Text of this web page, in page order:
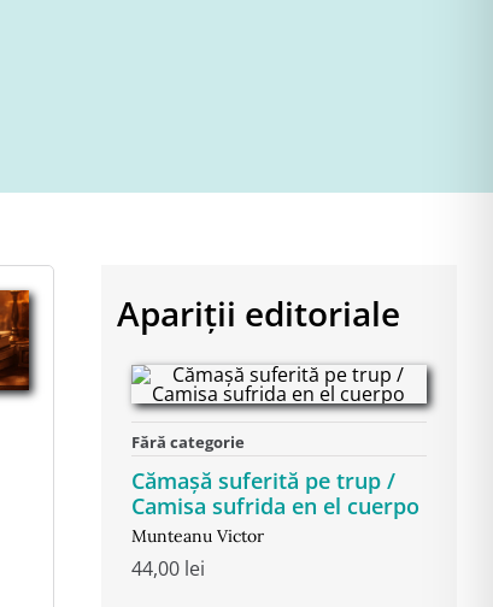
Apariții editoriale
Fără categorie
Cămașă suferită pe trup /
Camisa sufrida en el cuerpo
Munteanu Victor
44,00 lei